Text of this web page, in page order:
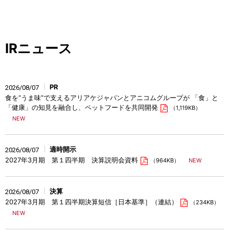
IRニュース
2026/08/07
PR
食を“うま味”で支えるアリアケジャパンとアニコムグループが 「食」と
「健康」の知見を融合し、ペットフードを共同開発
（1,119KB）
2026/08/07
適時開示
2027年3月期 第１四半期 決算説明会資料
（964KB）
2026/08/07
決算
2027年3月期 第１四半期決算短信［日本基準］（連結）
（234KB）